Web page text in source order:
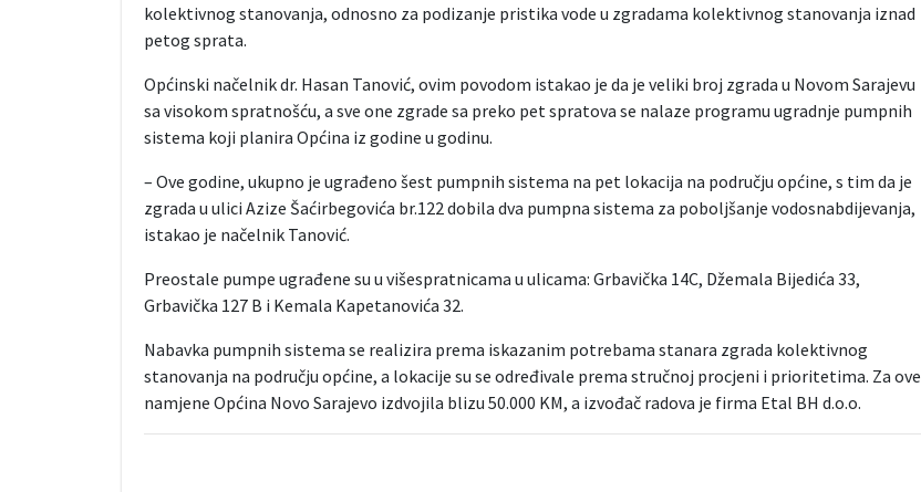
kolektivnog stanovanja, odnosno za podizanje pristika vode u zgradama kolektivnog stanovanja iznad
petog sprata.
Općinski načelnik dr. Hasan Tanović, ovim povodom istakao je da je veliki broj zgrada u Novom Sarajevu
sa visokom spratnošću, a sve one zgrade sa preko pet spratova se nalaze programu ugradnje pumpnih
sistema koji planira Općina iz godine u godinu.
– Ove godine, ukupno je ugrađeno šest pumpnih sistema na pet lokacija na području općine, s tim da je
zgrada u ulici Azize Šaćirbegovića br.122 dobila dva pumpna sistema za poboljšanje vodosnabdijevanja,
istakao je načelnik Tanović.
Preostale pumpe ugrađene su u višespratnicama u ulicama: Grbavička 14C, Džemala Bijedića 33,
Grbavička 127 B i Kemala Kapetanovića 32.
Nabavka pumpnih sistema se realizira prema iskazanim potrebama stanara zgrada kolektivnog
stanovanja na području općine, a lokacije su se određivale prema stručnoj procjeni i prioritetima. Za ove
namjene Općina Novo Sarajevo izdvojila blizu 50.000 KM, a izvođač radova je firma Etal BH d.o.o.